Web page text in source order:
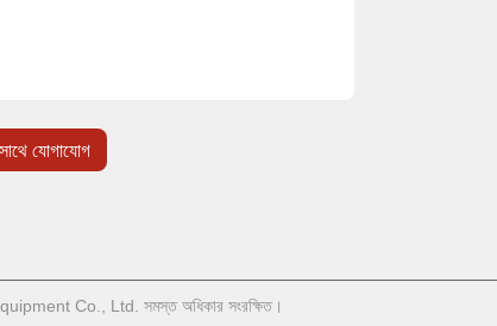
যোগাযোগ
Co., Ltd. সমস্ত অধিকার সংরক্ষিত।